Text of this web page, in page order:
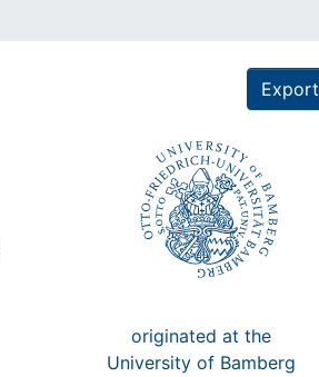
Export
originated at the
University of Bamberg